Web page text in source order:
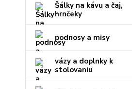
Šálky na kávu a čaj,
hrnčeky
podnosy a misy
vázy a doplnky k
stolovaniu